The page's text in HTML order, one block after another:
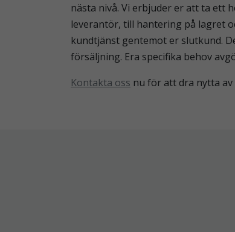
nästa nivå. Vi erbjuder er att ta ett
leverantör, till hantering på lagret
kundtjänst gentemot er slutkund.
försäljning. Era specifika behov
Kontakta oss nu för att dra nytta